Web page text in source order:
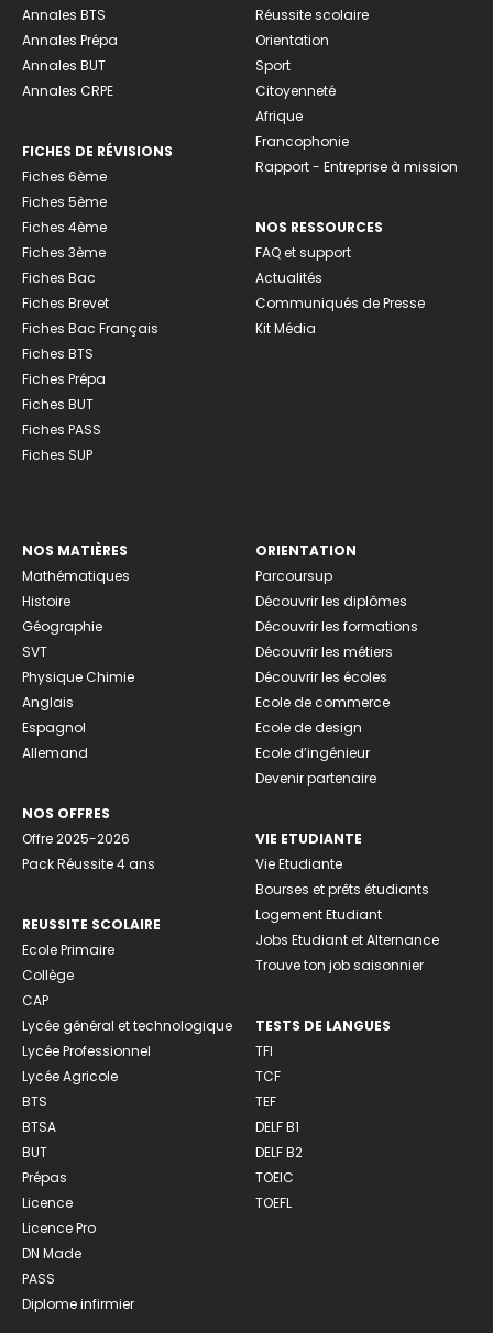
Annales BTS
Annales Prépa
Annales BUT
Annales CRPE
FICHES DE RÉVISIONS
Fiches 6ème
Fiches 5ème
Fiches 4ème
Fiches 3ème
Fiches Bac
Fiches Brevet
Fiches Bac Français
Fiches BTS
Fiches Prépa
Fiches BUT
Fiches PASS
Fiches SUP
Réussite scolaire
Orientation
Sport
Citoyenneté
Afrique
Francophonie
Rapport - Entreprise à mission
NOS RESSOURCES
FAQ et support
Actualités
Communiqués de Presse
Kit Média
NOS MATIÈRES
Mathématiques
Histoire
Géographie
SVT
Physique Chimie
Anglais
Espagnol
Allemand
NOS OFFRES
Offre 2025-2026
Pack Réussite 4 ans
REUSSITE SCOLAIRE
Ecole Primaire
Collège
CAP
Lycée général et technologique
Lycée Professionnel
Lycée Agricole
BTS
BTSA
BUT
Prépas
Licence
Licence Pro
DN Made
PASS
Diplome infirmier
ORIENTATION
Parcoursup
Découvrir les diplômes
Découvrir les formations
Découvrir les métiers
Découvrir les écoles
Ecole de commerce
Ecole de design
Ecole d’ingénieur
Devenir partenaire
VIE ETUDIANTE
Vie Etudiante
Bourses et prêts étudiants
Logement Etudiant
Jobs Etudiant et Alternance
Trouve ton job saisonnier
TESTS DE LANGUES
TFI
TCF
TEF
DELF B1
DELF B2
TOEIC
TOEFL